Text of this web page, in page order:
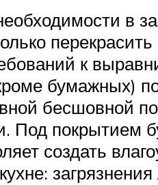
в
перекрасить
к
бумажных)
бесшовной
Под покрытием
создать